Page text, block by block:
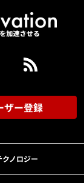
ザー登録
クノロジー